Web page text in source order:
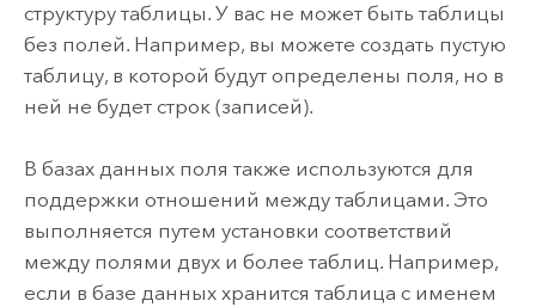
структуру таблицы. У вас не может быть таблицы
без полей. Например, вы можете создать пустую
таблицу, в которой будут определены поля, но в
ней не будет строк (записей).
В базах данных поля также используются для
поддержки отношений между таблицами. Это
выполняется путем установки соответствий
между полями двух и более таблиц. Например,
если в базе данных хранится таблица с именем